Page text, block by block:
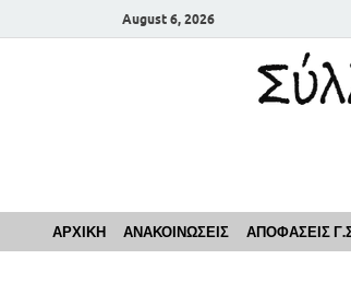
August 6, 2026
Σύλλογος
ΑΡΧΙΚΗ ΑΝΑΚΟΙΝΩΣΕΙΣ ΑΠΟΦΑΣΕΙΣ